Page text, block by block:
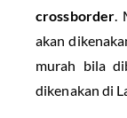
crossborder.
akan
murah bila
dikenakan di